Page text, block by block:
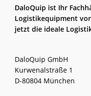
DaloQuip ist Ihr
Logistikequipment
jetzt die ideale
DaloQuip GmbH
Kurwenalstraße 1
D-80804 München